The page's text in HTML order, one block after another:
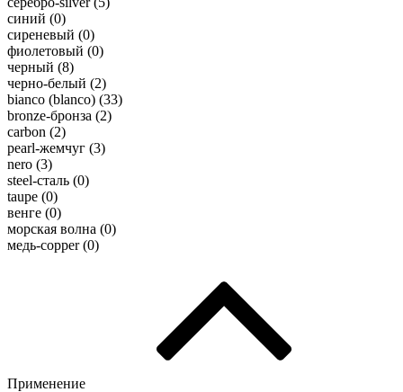
синий (0)
сиреневый (0)
фиолетовый (0)
черный (8)
черно-белый (2)
bianco (blanco) (33)
bronze-бронза (2)
carbon (2)
pearl-жемчуг (3)
nero (3)
steel-сталь (0)
taupe (0)
венге (0)
морская волна (0)
медь-copper (0)
Применение